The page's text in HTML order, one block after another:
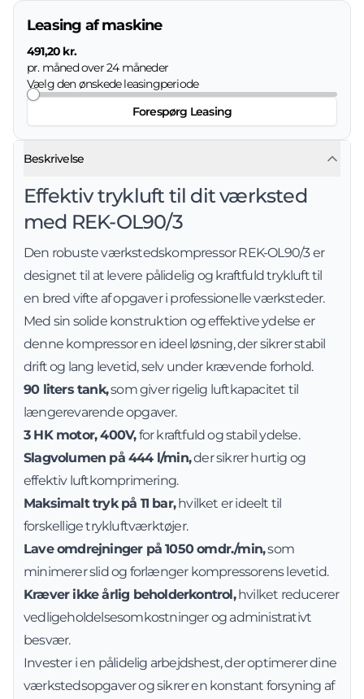
Leasing af maskine
491,20 kr.
pr. måned over24måneder
Vælg den ønskede leasingperiode
Forespørg Leasing
Beskrivelse
Effektiv trykluft til dit værksted
med REK-OL90/3
Den robuste værkstedskompressor REK-OL90/3 er
designet til at levere pålidelig og kraftfuld trykluft til
en bred vifte af opgaver i professionelle værksteder.
Med sin solide konstruktion og effektive ydelse er
denne kompressor en ideel løsning, der sikrer stabil
drift og lang levetid, selv under krævende forhold.
90 liters tank,som giver rigelig luftkapacitet til
længerevarende opgaver.
3 HK motor, 400V,for kraftfuld og stabil ydelse.
Slagvolumen på 444 l/min,der sikrer hurtig og
effektiv luftkomprimering.
Maksimalt tryk på 11 bar,hvilket er ideelt til
forskellige trykluftværktøjer.
Lave omdrejninger på 1050 omdr./min,som
minimerer slid og forlænger kompressorens levetid.
Kræver ikke årlig beholderkontrol,hvilket reducerer
vedligeholdelsesomkostninger og administrativt
besvær.
Invester i en pålidelig arbejdshest, der optimerer dine
værkstedsopgaver og sikrer en konstant forsyning af